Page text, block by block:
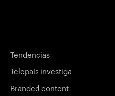
Tendencias
Telepaís investiga
Branded content